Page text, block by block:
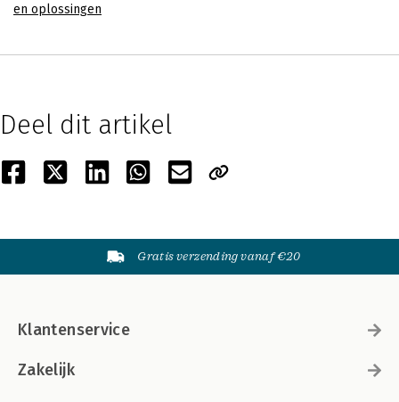
en oplossingen
Deel dit artikel
Gratis verzending vanaf €20
Klantenservice
Zakelijk